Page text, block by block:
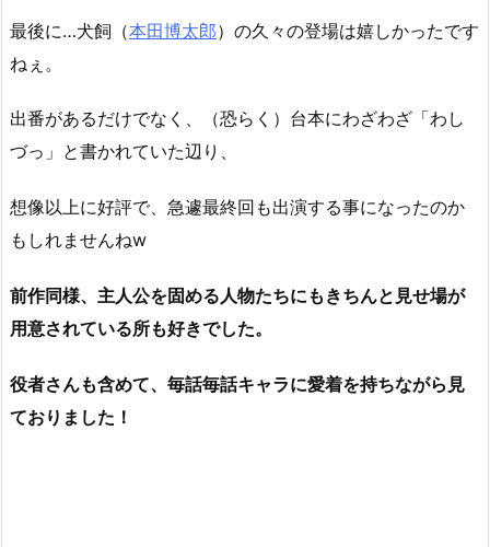
最後に…犬飼（本田博太郎）の久々の登場は嬉しかったです
ねぇ。
出番があるだけでなく、（恐らく）台本にわざわざ「わし
づっ」と書かれていた辺り、
想像以上に好評で、急遽最終回も出演する事になったのか
もしれませんねw
前作同様、主人公を固める人物たちにもきちんと見せ場が
用意されている所も好きでした。
役者さんも含めて、毎話毎話キャラに愛着を持ちながら見
ておりました！